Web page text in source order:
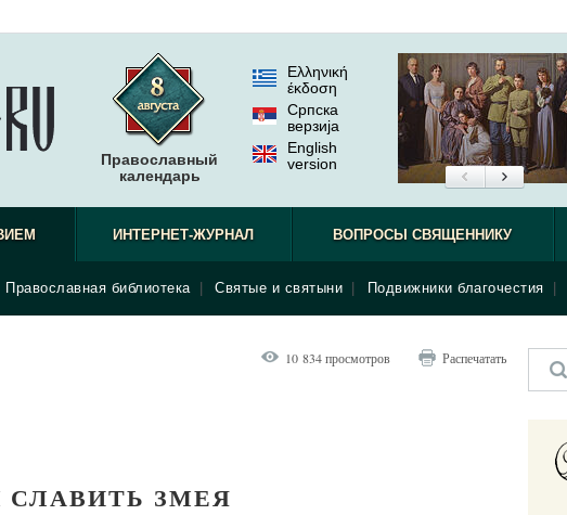
Православный
календарь
Ελληνική
έκδοση
Српска
верзиjа
English
version
Православная библиотека Святые и святыни Подвижники благочестия
ИНТЕРНЕТ-ЖУРНАЛ ВОПРОСЫ СВЯЩЕННИКУ
10 834 просмотров Распечатать
СЛАВИТЬ ЗМЕЯ